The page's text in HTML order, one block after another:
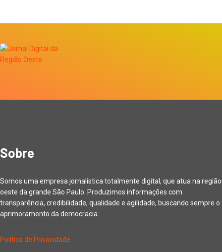
Sobre
Somos uma empresa jornalística totalmente digital, que atua na região
oeste da grande São Paulo. Produzimos informações com
transparência, credibilidade, qualidade e agilidade, buscando sempre o
aprimoramento da democracia.
Política de Privacidade